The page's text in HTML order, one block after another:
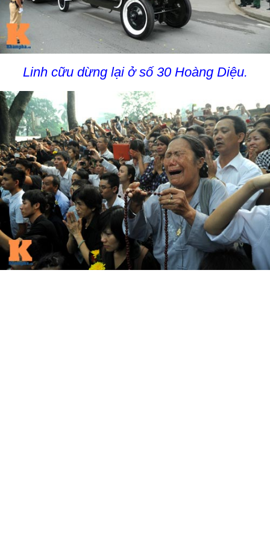
Linh cữu dừng lại ở số 30 Hoàng Diệu.